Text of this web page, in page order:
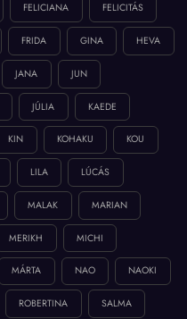
FELICIANA FELICITÁS
FRIDA GINA HEVA
JANA JUN
JÚLIA KAEDE
KIN KOHAKU KOU
LILA LÚCÁS
MALAK MARIAN
MERIKH MICHI
MÁRTA NAO NAOKI
ROBERTINA SALMA